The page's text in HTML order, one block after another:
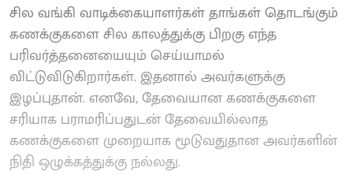
சில வங்கி வாடிக்கையாளர்கள் தாங்கள் தொடங்கும்
கணக்குகளை சில காலத்துக்கு பிறகு எந்த
பரிவர்த்தனையையும் செய்யாமல்
விட்டுவிடுகிறார்கள். இதனால் அவர்களுக்கு
இழப்புதான். எனவே, தேவையான கணக்குகளை
சரியாக பராமரிப்பதுடன் தேவையில்லாத
கணக்குகளை முறையாக மூடுவதுதான அவர்களின்
நிதி ஒழுக்கத்துக்கு நல்லது.